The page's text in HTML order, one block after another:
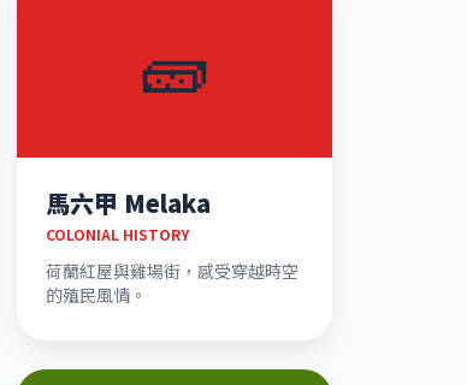
🧱
馬六甲 Melaka
COLONIAL HISTORY
荷蘭紅屋與雞場街，感受穿越時空
的殖民風情。